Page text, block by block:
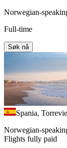
Norwegian-
Full-time
Søk nå
Spania,
Norwegian-
Flights fully paid